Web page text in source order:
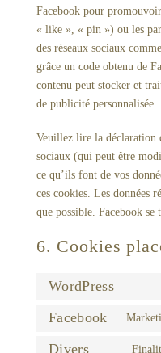
Facebook pour
« like », « pin ») ou les
des réseaux sociaux
grâce un code obtenu de
contenu peut stocker et
de publicité personnalisée.
Veuillez lire la déclaration
sociaux (qui peut être
ce qu’ils font de vos
ces cookies. Les données
que possible. Facebook se
6. Cookies
WordPress
Facebook
Divers